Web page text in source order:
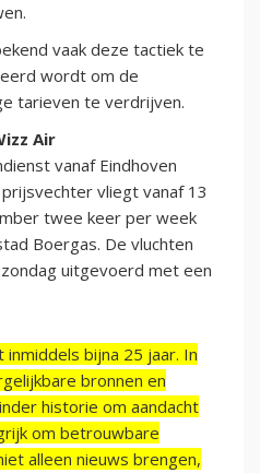
vaak deze tactiek te
wordt om de
tarieven te verdrijven.
Air
vanaf Eindhoven
vliegt vanaf 13
twee keer per week
Boergas. De vluchten
uitgevoerd met een
bijna 25 jaar. In
bronnen en
historie om aandacht
om betrouwbare
alleen nieuws brengen,